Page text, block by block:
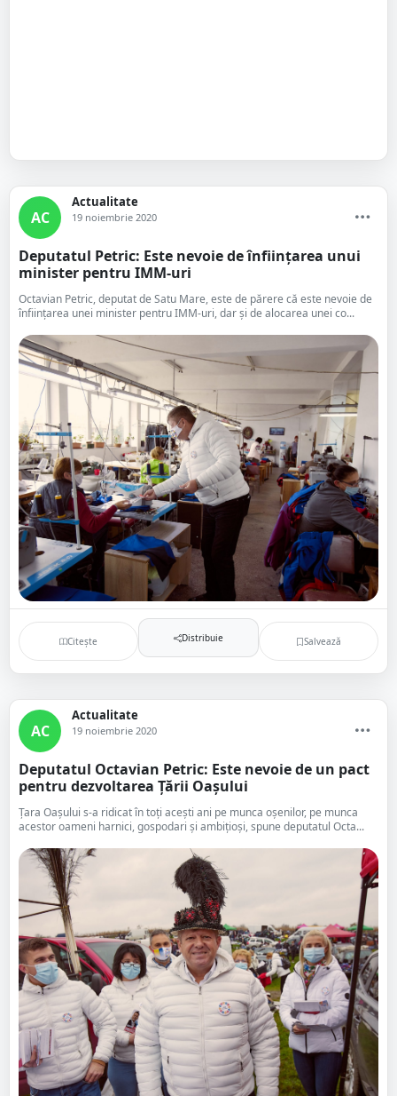
AC
Actualitate
19 noiembrie 2020
Deputatul Petric: Este nevoie de înființarea unui
minister pentru IMM-uri
Octavian Petric, deputat de Satu Mare, este de părere că este nevoie de
înfiinţarea unei minister pentru IMM-uri, dar și de alocarea unei co...
Citește Distribuie Salvează
AC
Actualitate
19 noiembrie 2020
Deputatul Octavian Petric: Este nevoie de un pact
pentru dezvoltarea Țării Oașului
Țara Oașului s-a ridicat în toți acești ani pe munca oșenilor, pe munca
acestor oameni harnici, gospodari și ambițioși, spune deputatul Octa...